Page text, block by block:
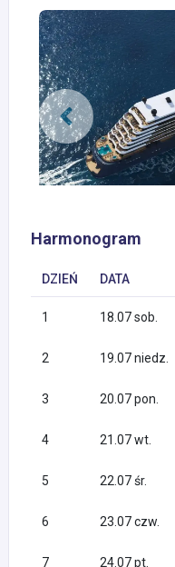
Harmonogram
DZIEŃ DATA
1 18.07 sob.
2 19.07 niedz.
3 20.07 pon.
4 21.07 wt.
5 22.07 śr.
6 23.07 czw.
7 24.07 pt.